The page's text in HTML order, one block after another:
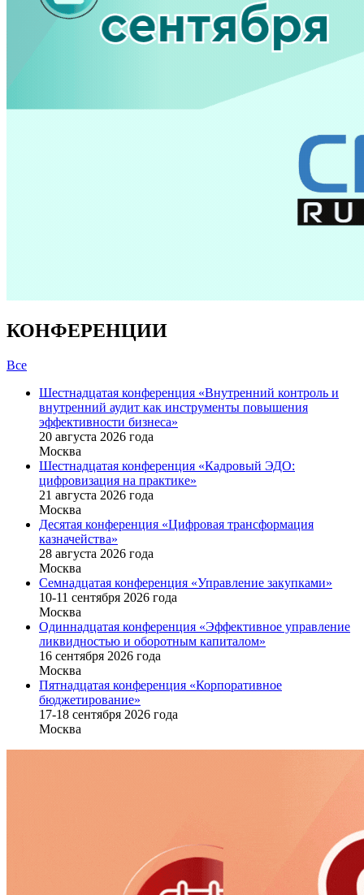
КОНФЕРЕНЦИИ
Все
Шестнадцатая конференция «Внутренний контроль и
внутренний аудит как инструменты повышения
эффективности бизнеса»
20 августа 2026 года
Москва
Шестнадцатая конференция «Кадровый ЭДО:
цифровизация на практике»
21 августа 2026 года
Москва
Десятая конференция «Цифровая трансформация
казначейства»
28 августа 2026 года
Москва
Семнадцатая конференция «Управление закупками»
10-11 сентября 2026 года
Москва
Одиннадцатая конференция «Эффективное управление
ликвидностью и оборотным капиталом»
16 cентября 2026 года
Москва
Пятнадцатая конференция «Корпоративное
бюджетирование»
17-18 сентября 2026 года
Москва